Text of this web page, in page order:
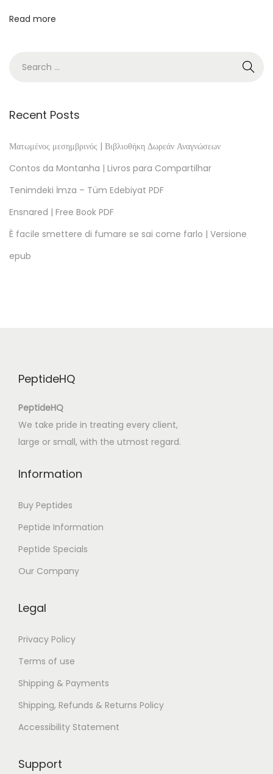
|
k
e
r
t
o
Read more
Recent Posts
Ματωμένος μεσημβρινός | Βιβλιοθήκη Δωρεάν Αναγνώσεων
Contos da Montanha | Livros para Compartilhar
Tenimdeki İmza – Tüm Edebiyat PDF
Ensnared | Free Book PDF
È facile smettere di fumare se sai come farlo | Versione
epub
PeptideHQ
PeptideHQ
We take pride in treating every client,
large or small, with the utmost regard.
Information
Buy Peptides
Peptide Information
Peptide Specials
Our Company
Legal
Privacy Policy
Terms of use
Shipping & Payments
Shipping, Refunds & Returns Policy
Accessibility Statement
Support